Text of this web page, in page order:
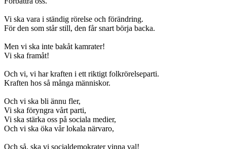
Vi ska vara i ständig rörelse och förändring.
För den som står still, den får snart börja backa.
Men vi ska inte bakåt kamrater!
Vi ska framåt!
Och vi, vi har kraften i ett riktigt folkrörelseparti.
Kraften hos så många människor.
Och vi ska bli ännu fler,
Vi ska föryngra vårt parti,
Vi ska stärka oss på sociala medier,
Och vi ska öka vår lokala närvaro,
Och så, ska vi socialdemokrater vinna val!